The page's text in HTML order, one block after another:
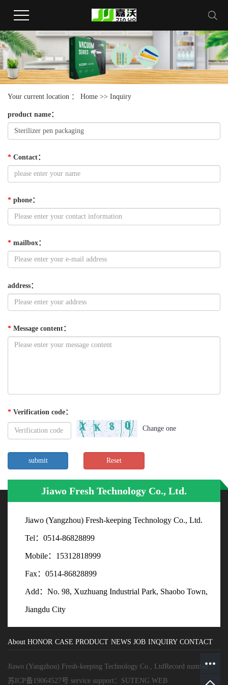
Your current location ： Home >> Inquiry
product name：
* Contact：
* phone：
* mailbox：
address：
* Message content：
* Verification code：
Change one
Jiawo Fresh Technology Co., Ltd.
Jiawo (Yangzhou) Fresh-keeping Technology Co., Ltd.
Tel：0514-86828899
Mobile：15312818999
Fax：0514-86828899
Add：No. 98, Xuzhuang Industrial Park, Shaobo Town,
Jiangdu City
About HONOR CASE PRODUCT NEWS JOB INQUIRY CONTACT
Jiawo (Yangzhou) Fresh-keeping Technology Co., LtdRecord number：
苏ICP备19064527号 service support： SUTENG WEB